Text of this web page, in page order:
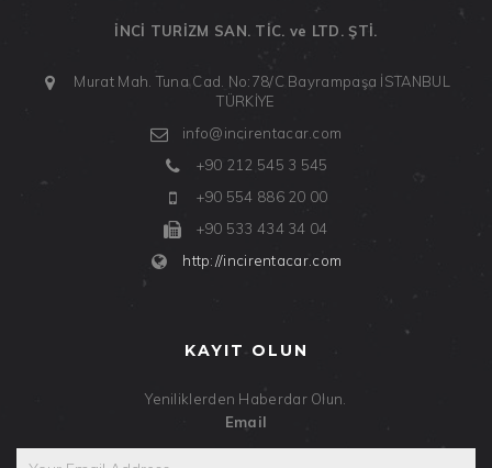
İNCİ TURİZM SAN. TİC. ve LTD. ŞTİ.
Murat Mah. Tuna Cad. No:78/C Bayrampaşa İSTANBUL
TÜRKİYE
info@incirentacar.com
+90 212 545 3 545
+90 554 886 20 00
+90 533 434 34 04
http://incirentacar.com
KAYIT OLUN
Yeniliklerden Haberdar Olun.
Email